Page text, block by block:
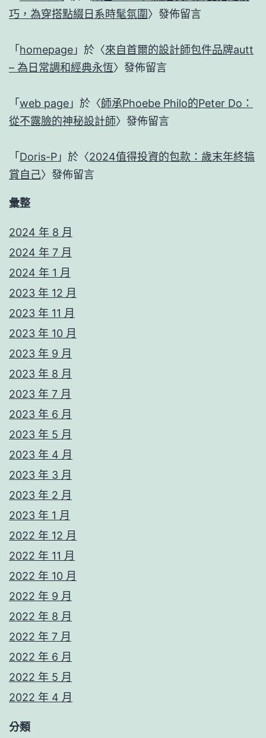
巧，為穿搭點綴日系時髦氛圍〉發佈留言
「 homepage 」於〈來自首爾的設計師包件品牌autt
– 為日常調和經典永恆〉發佈留言
「 web page 」於〈師承Phoebe Philo的Peter Do：
從不露臉的神秘設計師〉發佈留言
「 Doris-P 」於〈2024值得投資的包款：歲末年終犒
賞自己〉發佈留言
彙整
2024 年 8 月
2024 年 7 月
2024 年 1 月
2023 年 12 月
2023 年 11 月
2023 年 10 月
2023 年 9 月
2023 年 8 月
2023 年 7 月
2023 年 6 月
2023 年 5 月
2023 年 4 月
2023 年 3 月
2023 年 2 月
2023 年 1 月
2022 年 12 月
2022 年 11 月
2022 年 10 月
2022 年 9 月
2022 年 8 月
2022 年 7 月
2022 年 6 月
2022 年 5 月
2022 年 4 月
分類